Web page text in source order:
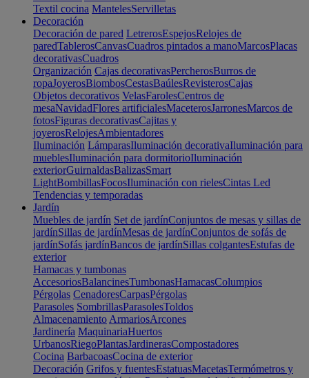
Textil cocina MantelesServilletas
Decoración
Decoración de pared LetrerosEspejosRelojes de
paredTablerosCanvasCuadros pintados a manoMarcosPlacas
decorativasCuadros
Organización Cajas decorativasPercherosBurros de
ropaJoyerosBiombosCestasBaúlesRevisterosCajas
Objetos decorativos VelasFarolesCentros de
mesaNavidadFlores artificialesMaceterosJarronesMarcos de
fotosFiguras decorativasCajitas y
joyerosRelojesAmbientadores
Iluminación LámparasIluminación decorativaIluminación para
mueblesIluminación para dormitorioIluminación
exteriorGuirnaldasBalizasSmart
LightBombillasFocosIluminación con rielesCintas Led
Tendencias y temporadas
Jardín
Muebles de jardín Set de jardínConjuntos de mesas y sillas de
jardínSillas de jardínMesas de jardínConjuntos de sofás de
jardínSofás jardínBancos de jardínSillas colgantesEstufas de
exterior
Hamacas y tumbonas
AccesoriosBalancinesTumbonasHamacasColumpios
Pérgolas CenadoresCarpasPérgolas
Parasoles SombrillasParasolesToldos
Almacenamiento ArmariosArcones
Jardinería MaquinariaHuertos
UrbanosRiegoPlantasJardinerasCompostadores
Cocina BarbacoasCocina de exterior
Decoración Grifos y fuentesEstatuasMacetasTermómetros y